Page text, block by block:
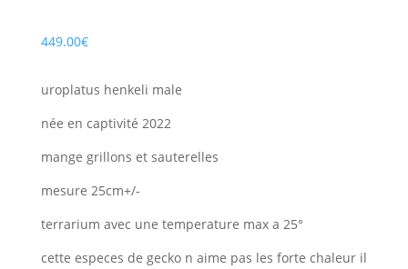
449.00€
uroplatus henkeli male
née en captivité 2022
mange grillons et sauterelles
mesure 25cm+/-
terrarium avec une temperature max a 25°
cette especes de gecko n aime pas les forte chaleur il